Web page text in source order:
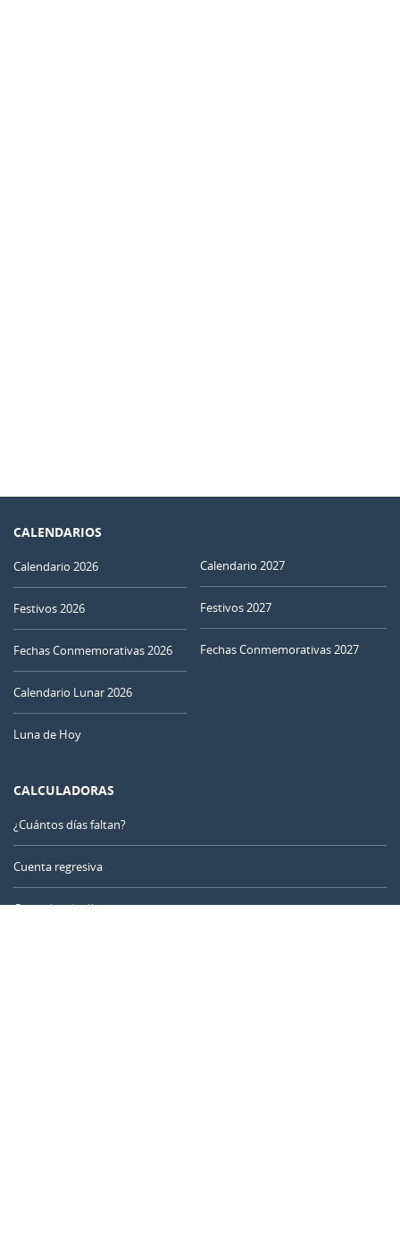
CALENDARIOS
Calendario 2026
Festivos 2026
Fechas Conmemorativas 2026
Calendario Lunar 2026
Luna de Hoy
Calendario 2027
Festivos 2027
Fechas Conmemorativas 2027
CALCULADORAS
¿Cuántos días faltan?
Cuenta regresiva
Contador de días